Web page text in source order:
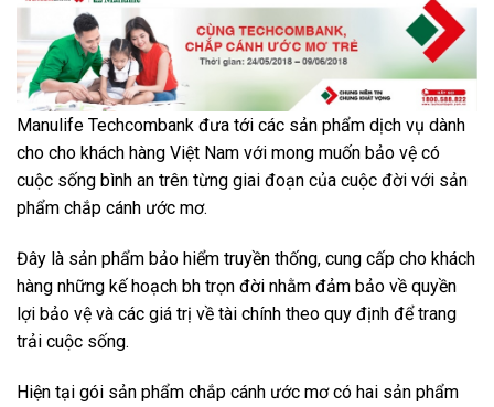
Manulife Techcombank đưa tới các sản phẩm dịch vụ dành
cho cho khách hàng Việt Nam với mong muốn bảo vệ có
cuộc sống bình an trên từng giai đoạn của cuộc đời với sản
phẩm chắp cánh ước mơ.
Đây là sản phẩm bảo hiểm truyền thống, cung cấp cho khách
hàng những kế hoạch bh trọn đời nhằm đảm bảo về quyền
lợi bảo vệ và các giá trị về tài chính theo quy định để trang
trải cuộc sống.
Hiện tại gói sản phẩm chắp cánh ước mơ có hai sản phẩm